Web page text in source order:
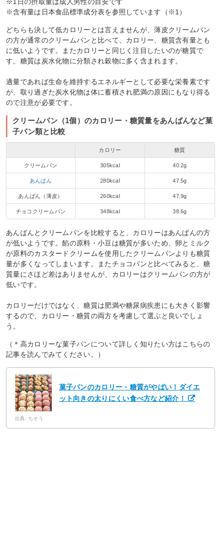
※1日の摂取量は成人男性の目安です
※含有量は日本食品標準成分表を参照しています（※1）
どちらも決して低カロリーとは言えませんが、薄皮クリームパン
の方が通常のクリームパンと比べて、カロリー、糖質含有量とも
に低いようです。またカロリーと同じく注目したいのが糖質で
す。糖質は炭水化物に分類され穀物に多く含まれます。
適量であれば生命を維持するエネルギーとして必要な栄養素です
が、取り過ぎた炭水化物は体に蓄積され肥満の原因にもなり得る
ので注意が必要です。
クリームパン（1個）のカロリー・糖質量をあんぱんなど菓
子パン類と比較
カロリー 糖質
クリームパン 305kcal 40.2g
あんぱん 280kcal 47.5g
あんぱん（薄皮） 260kcal 47.9g
チョコクリームパン 348kcal 38.6g
あんぱんとクリームパンを比較すると、カロリーはあんぱんの方
が低いようです。餡の原料・小豆は糖質が多いため、卵とミルク
が原料のカスタードクリームを使用したクリームパンよりも糖質
量が多くなってしまいます。またチョコパンと比べてみると、糖
質量にさほど差はありませんが、カロリーはクリームパンの方が
低いです。
カロリーだけではなく、糖質は肥満や糖尿病疾患にも大きく影響
するので、カロリー・糖質の両方を考慮して選ぶと良いでしょ
う。
（＊高カロリーな菓子パンについて詳しく知りたい方はこちらの
記事を読んでみてください。）
菓子パンのカロリー・糖質がやばい！ダイエ
ット向きの太りにくい食べ方など紹介！
出典: ちそう